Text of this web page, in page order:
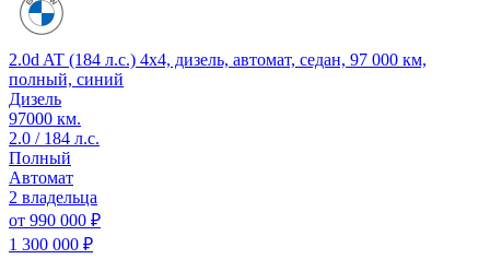
2.0d AT (184 л.с.) 4x4, дизель, автомат, седан, 97 000 км,
полный, синий
Дизель
97000 км.
2.0 / 184 л.с.
Полный
Автомат
2 владельца
от 990 000 ₽
1 300 000 ₽